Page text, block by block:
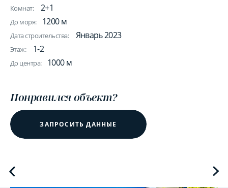
Комнат: 2+1
До моря: 1200 м
Дата строительства: Январь 2023
Этаж: 1-2
До центра: 1000 м
Понравился объект?
ЗАПРОСИТЬ ДАННЫЕ